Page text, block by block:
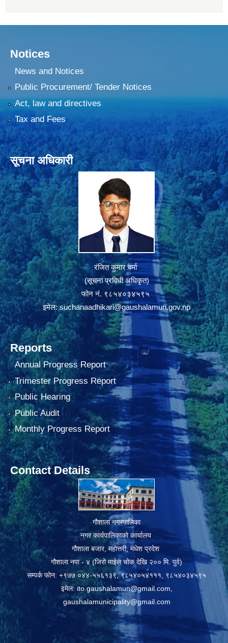
Notices
News and Notices
Public Procurement/ Tender Notices
Act, law and directives
Tax and Fees
सूचना अधिकारी
रंजित कुमार बर्मा
(सूचना प्रविधी अधिकृत)
फोन नं. ९८५४०३४५९५
इमेल:suchanaadhikari@gaushalamun.gov.np
Reports
Annual Progress Report
Trimester Progress Report
Public Hearing
Public Audit
Monthly Progress Report
Contact Details
गौशाला नगरपालिका
नगर कार्यपालिकाको कार्यालय
गौशाला बजार, महोत्तरी, मधेश प्रदेश
गौशाला नपा - ४ (जिरो माईल चोक देखि २०० मि. पुर्व)
सम्पर्क फोन: +९७७ ०४४-५५६१३९, ९८५४०५४१११, ९८५४०३४५९५
इमेल: ito.gaushalamun@gmail.com
gaushalamunicipality@gmail.com